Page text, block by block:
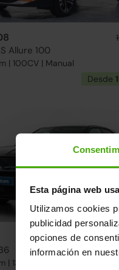
Esta página web
Utilizamos cookies
publicidad
opciones de
información en
Allure 100
| 100CV | Manual
Desde
19h 17m 32s
| 136CV | Manual